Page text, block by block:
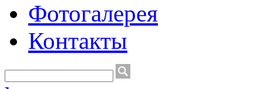
Фотогалерея
Контакты